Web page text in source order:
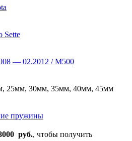
Sette
— 02.2012 / M500
25мм, 30мм, 35мм, 40мм, 45мм
пружины
руб., чтобы получить